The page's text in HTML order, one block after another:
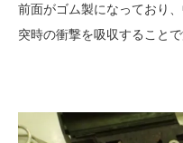
前面がゴム製になっており
突時の衝撃を吸収すること